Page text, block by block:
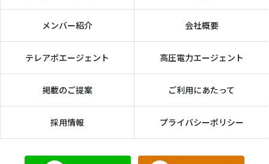
メンバー紹介 会社概要
テレアポエージェント 高圧電力エージェント
掲載のご提案 ご利用にあたって
採用情報 プライバシーポリシー